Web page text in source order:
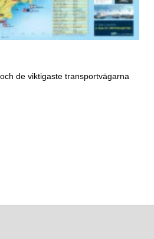
de viktigaste transportvägarna